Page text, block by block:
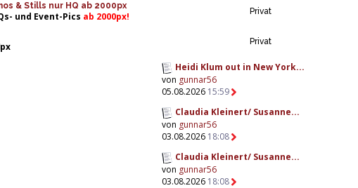
& Stills nur HQ ab 2000px
und Event-Pics ab 2000px! Privat
Privat
Heidi Klum out in New York...
von gunnar56
05.08.2026 15:59
Claudia Kleinert/ Susanne...
von gunnar56
03.08.2026 18:08
Claudia Kleinert/ Susanne...
von gunnar56
03.08.2026 18:08